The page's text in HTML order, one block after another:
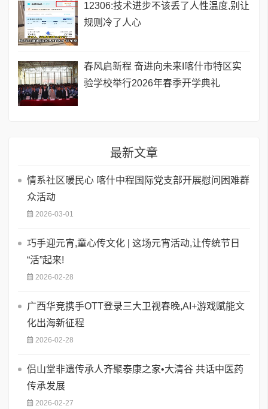
12306:技术进步不该丢了人性温度,别让
规则冷了人心
春风启新程 奋进向未来I喀什市特区实
验学校举行2026年春季开学典礼
最新文章
情系社区暖民心 喀什中程国际党支部开展慰问困难群
众活动
2026-03-01
巧手迎元宵,童心传文化 | 这场元宵活动,让传统节日
“活”起来!
2026-02-28
广西华竞携手OTT登录三大卫视春晚,AI+游戏赋能文
化出海新征程
2026-02-28
侣山堂非遗传承人齐聚泰康之家•大清谷 共话中医药
传承发展
2026-02-27